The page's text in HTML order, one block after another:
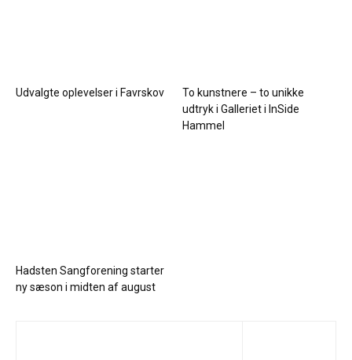
Udvalgte oplevelser i Favrskov
To kunstnere – to unikke
udtryk i Galleriet i InSide
Hammel
Hadsten Sangforening starter
ny sæson i midten af august